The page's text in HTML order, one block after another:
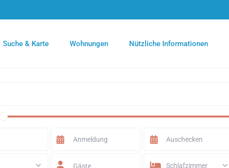
Suche & Karte Wohnungen Nützliche Informationen
Gäste Schlafzimmer